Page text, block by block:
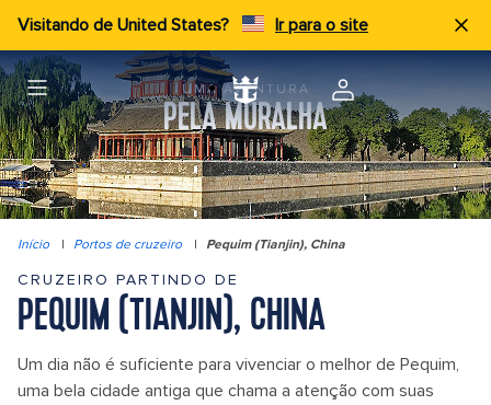
Visitando de United States? Ir para o site
UMA AVENTURA
PELA MURALHA
Início | Portos de cruzeiro | Pequim (Tianjin), China
CRUZEIRO PARTINDO DE
PEQUIM (TIANJIN), CHINA
Um dia não é suficiente para vivenciar o melhor de Pequim,
uma bela cidade antiga que chama a atenção com suas